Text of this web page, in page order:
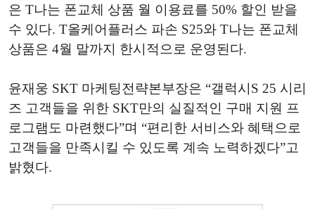
은 T나는 폰교체 상품 월 이용료를 50% 할인 받을
수 있다. T올케어플러스 파손 S25와 T나는 폰교체
상품은 4월 말까지 한시적으로 운영된다.
윤재웅 SKT 마케팅전략본부장은 “갤럭시S 25 시리
즈 고객들을 위한 SKT만의 실질적인 구매 지원 프
로그램도 마련했다”며 “편리한 서비스와 혜택으로
고객들을 만족시킬 수 있도록 계속 노력하겠다”고
밝혔다.